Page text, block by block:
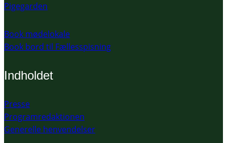
Pigegarden
Book mødelokale
Book bord til Fællesspisning
Indholdet
Presse
Programredaktionen
Generelle henvendelser